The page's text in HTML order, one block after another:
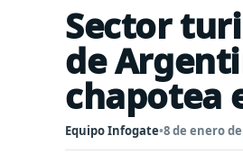
Sector
de
chapotea
Equipo Infogate•8 de enero de